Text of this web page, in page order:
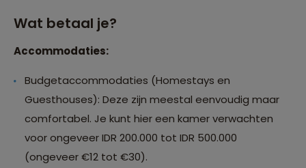
Wat betaal je?
Accommodaties:
Budgetaccommodaties (Homestays en
Guesthouses): Deze zijn meestal eenvoudig maar
comfortabel. Je kunt hier een kamer verwachten
voor ongeveer IDR 200.000 tot IDR 500.000
(ongeveer €12 tot €30).